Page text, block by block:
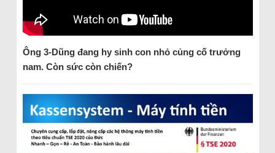
Ông 3-Dũng đang hy sinh con nhỏ củng cố trưởng
nam. Còn sức còn chiến?